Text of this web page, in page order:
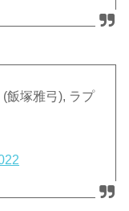
飯塚雅弓), ラプ